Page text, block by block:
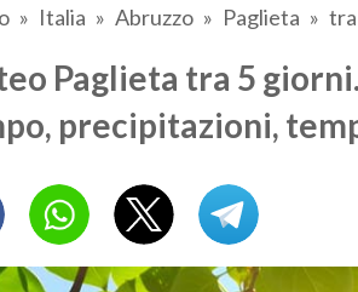
Italia Abruzzo Paglieta
Paglieta tra 5
precipitazioni,